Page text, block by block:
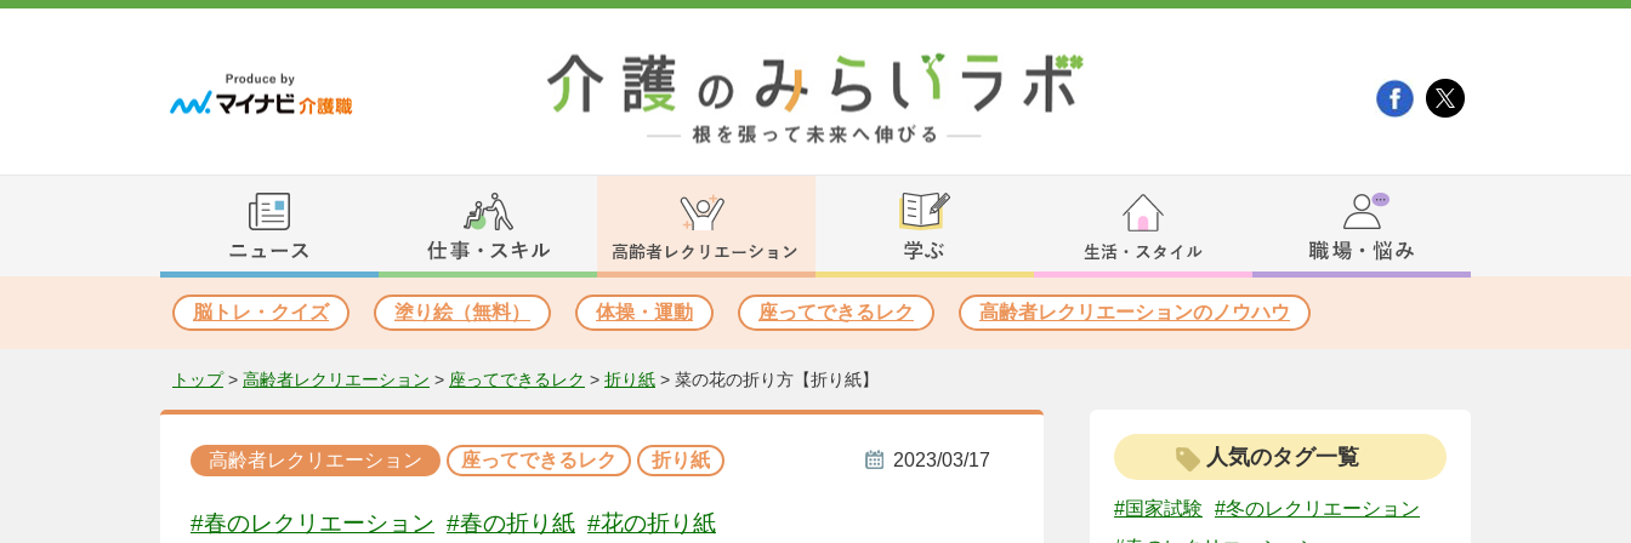
脳トレ・クイズ 塗り絵（無料） 体操・運動 座ってできるレク 高齢者レクリエーションのノウハウ
トップ> 高齢者レクリエーション > 座ってできるレク > 折り紙 > 菜の花の折り方【折り紙】
高齢者レクリエーション 座ってできるレク 折り紙 2023/03/17
#春のレクリエーション #春の折り紙 #花の折り紙
人気のタグ一覧
#国家試験
#冬のレクリエーション